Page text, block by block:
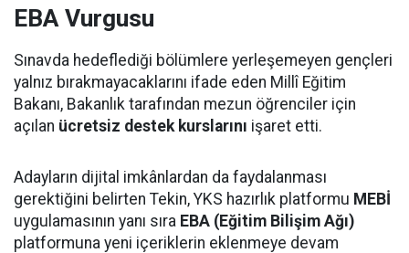
EBA Vurgusu
Sınavda hedeflediği bölümlere yerleşemeyen gençleri
yalnız bırakmayacaklarını ifade eden Millî Eğitim
Bakanı, Bakanlık tarafından mezun öğrenciler için
açılan ücretsiz destek kurslarını işaret etti.
Adayların dijital imkânlardan da faydalanması
gerektiğini belirten Tekin, YKS hazırlık platformu MEBİ
uygulamasının yanı sıra EBA (Eğitim Bilişim Ağı)
platformuna yeni içeriklerin eklenmeye devam